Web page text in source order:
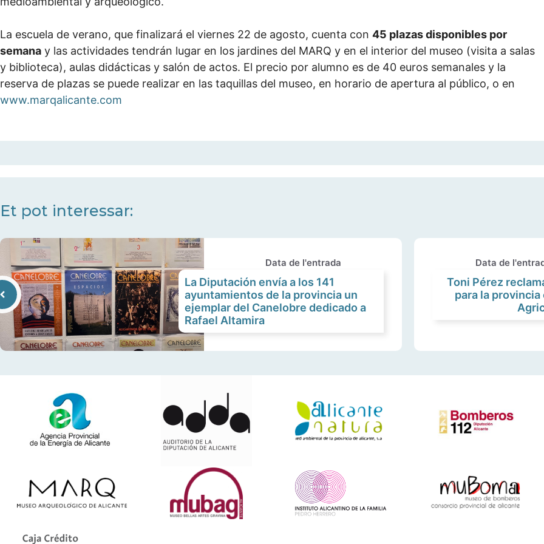
La escuela de verano, que finalizará el viernes 22 de agosto, cuenta con 45 plazas disponibles por
semana y las actividades tendrán lugar en los jardines del MARQ y en el interior del museo (visita a salas
y biblioteca), aulas didácticas y salón de actos. El precio por alumno es de 40 euros semanales y la
reserva de plazas se puede realizar en las taquillas del museo, en horario de apertura al público, o en
www.marqalicante.com
Et pot interessar:
Data de l'entrada
La Diputación envía a los 141
ayuntamientos de la provincia un
ejemplar del Canelobre dedicado a
Rafael Altamira
Data de
Toni Pérez
para la provincia